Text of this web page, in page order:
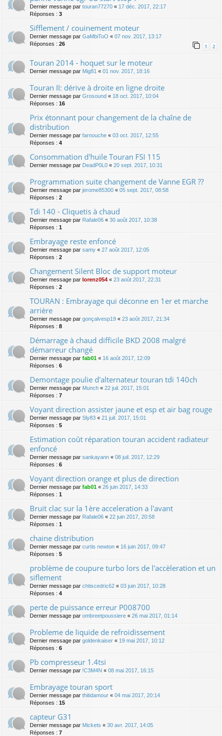
Dernier message par touran77270 « 17 déc. 2017, 22:17
Réponses : 3
Sifflement / couinement moteur
Dernier message par GaMbiToO « 07 nov. 2017, 13:17
Réponses : 26 1 2
Touran 2014 - hoquet sur le moteur
Dernier message par Mig81 « 01 nov. 2017, 18:16
Touran II: dérive à droite en ligne droite
Dernier message par Grosound « 18 oct. 2017, 10:04
Réponses : 16
Prix étonnant pour changement de la chaîne de
distribution
Dernier message par farnouche « 03 oct. 2017, 12:55
Réponses : 4
Consommation d'huile Touran FSI 115
Dernier message par DeadP0L0 « 20 sept. 2017, 10:31
Programmation suite changement de Vanne EGR ??
Dernier message par jerome85300 « 05 sept. 2017, 08:58
Réponses : 2
Tdi 140 - Cliquetis à chaud
Dernier message par Rafale06 « 30 août 2017, 10:38
Réponses : 1
Embrayage reste enfoncé
Dernier message par samy « 27 août 2017, 12:05
Réponses : 2
Changement Silent Bloc de support moteur
Dernier message par lorenz054 « 23 août 2017, 22:31
Réponses : 2
TOURAN : Embrayage qui déconne en 1er et marche
arrière
Dernier message par gonçalvesp19 « 23 août 2017, 21:34
Réponses : 8
Démarrage à chaud difficile BKD 2008 malgré
démarreur changé
Dernier message par fab01 « 16 août 2017, 12:09
Réponses : 6
Demontage poulie d'alternateur touran tdi 140ch
Dernier message par Munch « 22 juil. 2017, 15:01
Réponses : 7
Voyant direction assister jaune et esp et air bag rouge
Dernier message par Sly83 « 21 juil. 2017, 15:01
Réponses : 5
Estimation coût réparation touran accident radiateur
enfoncé
Dernier message par sankayann « 08 juil. 2017, 12:29
Réponses : 6
Voyant direction orange et plus de direction
Dernier message par fab01 « 26 juin 2017, 14:33
Réponses : 1
Bruit clac sur la 1ère acceleration a l'avant
Dernier message par Rafale06 « 22 juin 2017, 20:58
Réponses : 1
chaine distribution
Dernier message par curtis newton « 16 juin 2017, 09:47
Réponses : 5
problème de coupure turbo lors de l'accèleration et un
siflement
Dernier message par chtiscedric62 « 03 juin 2017, 10:28
Réponses : 4
perte de puissance erreur P008700
Dernier message par ombreetpoussiere « 26 mai 2017, 01:14
Probleme de liquide de refroidissement
Dernier message par goldenkaiser « 19 mai 2017, 10:12
Réponses : 6
Pb compresseur 1.4tsi
Dernier message par !C3M4N « 08 mai 2017, 16:15
Embrayage touran sport
Dernier message par thitidamour « 04 mai 2017, 20:14
Réponses : 15
capteur G31
Dernier message par Mickets « 30 avr. 2017, 14:05
Réponses : 7